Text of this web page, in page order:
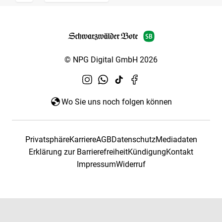
© NPG Digital GmbH 2026
Wo Sie uns noch folgen können
PrivatsphäreKarriereAGBDatenschutzMediadaten
Erklärung zur BarrierefreiheitKündigungKontakt
ImpressumWiderruf